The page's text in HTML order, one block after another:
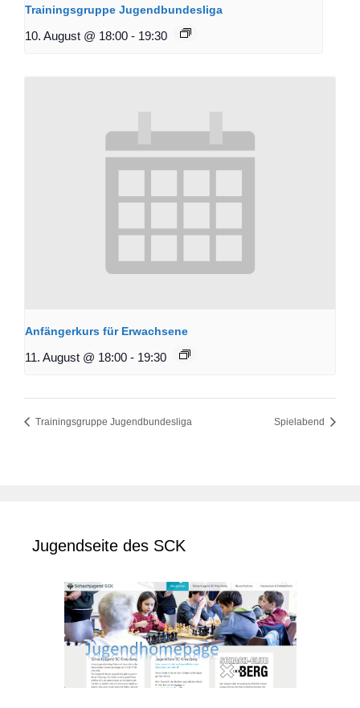
Trainingsgruppe Jugendbundesliga
10. August @ 18:00 - 19:30
Anfängerkurs für Erwachsene
11. August @ 18:00 - 19:30
Trainingsgruppe Jugendbundesliga Spielabend
Jugendseite des SCK